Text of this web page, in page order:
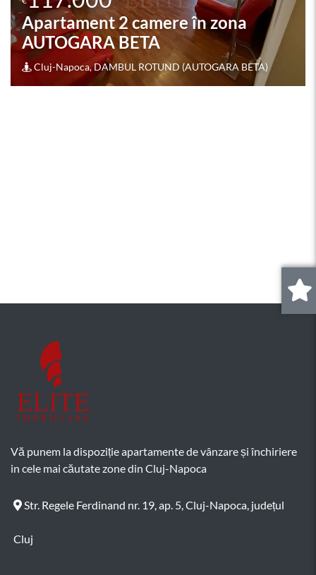
Vă punem la dispoziție apartamente de vânzare și închiriere
in cele mai căutate zone din Cluj-Napoca
Str. Regele Ferdinand nr. 19, ap. 5, Cluj-Napoca, județul
Cluj